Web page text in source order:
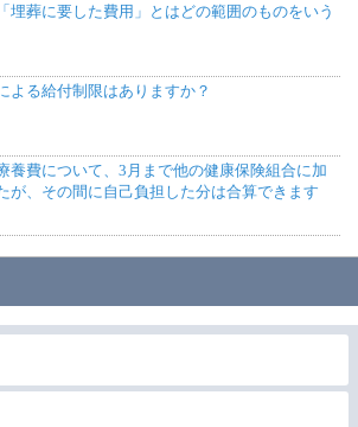
埋葬に要した費用」とはどの範囲のものをいう
よる給付制限はありますか？
養費について、3月まで他の健康保険組合に加
が、その間に自己負担した分は合算できます